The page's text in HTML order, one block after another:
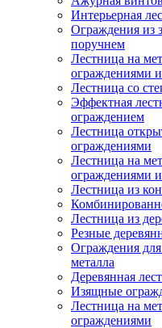
Интерьерная
Ограждения из
поручнем
Лестница на
ограждениями
Лестница со
Эффектная
ограждением
Лестница
ограждениями
Лестница на
ограждениями
Лестница из
Лестница из
Резные
Ограждения
металла
Деревянная
Изящные
Лестница на
ограждениями